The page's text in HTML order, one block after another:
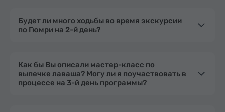
Будет ли много ходьбы во время экскурсии
по Гюмри на 2-й день?
Как бы Вы описали мастер-класс по
выпечке лаваша? Могу ли я поучаствовать в
процессе на 3-й день программы?